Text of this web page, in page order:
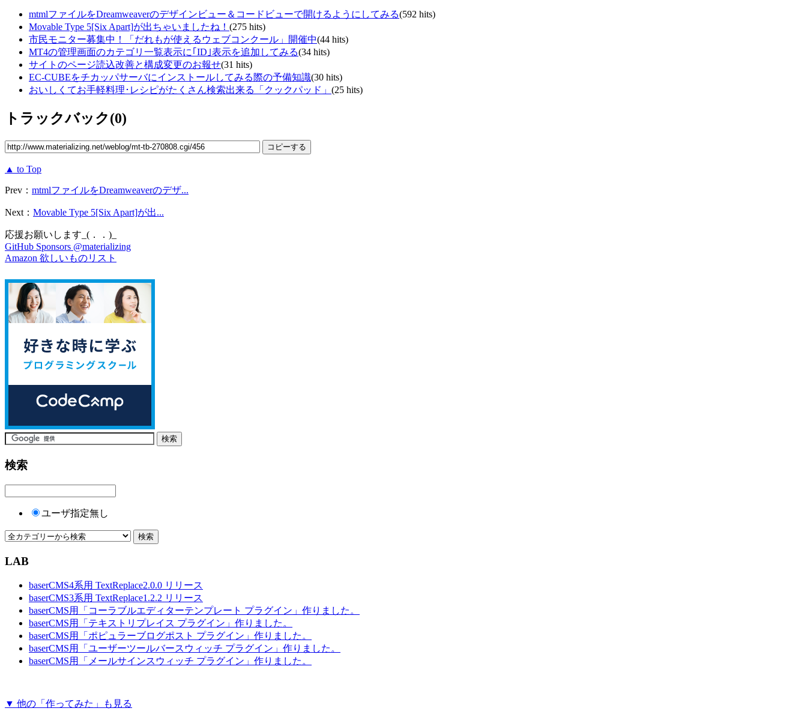
mtmlファイルをDreamweaverのデザインビュー＆コードビューで開けるようにしてみる(592 hits)
Movable Type 5[Six Apart]が出ちゃいましたね！ (275 hits)
市民モニター募集中！「だれもが使えるウェブコンクール」開催中(44 hits)
MT4の管理画面のカテゴリ一覧表示に｢ID｣表示を追加してみる(34 hits)
サイトのページ読込改善と構成変更のお報せ(31 hits)
EC-CUBEをチカッパサーバにインストールしてみる際の予備知識(30 hits)
おいしくてお手軽料理･レシピがたくさん検索出来る「クックパッド」 (25 hits)
トラックバック(0)
▲ to Top
Prev： mtmlファイルをDreamweaverのデザ...
Next： Movable Type 5[Six Apart]が出...
応援お願いします_(．．)_
GitHub Sponsors @materializing
Amazon 欲しいものリスト
検索
ユーザ指定無し
LAB
baserCMS4系用 TextReplace2.0.0 リリース
baserCMS3系用 TextReplace1.2.2 リリース
baserCMS用「コーラブルエディターテンプレート プラグイン」作りました。
baserCMS用「テキストリプレイス プラグイン」作りました。
baserCMS用「ポピュラーブログポスト プラグイン」作りました。
baserCMS用「ユーザーツールバースウィッチ プラグイン」作りました。
baserCMS用「メールサインスウィッチ プラグイン」作りました。
▼ 他の「作ってみた」も見る